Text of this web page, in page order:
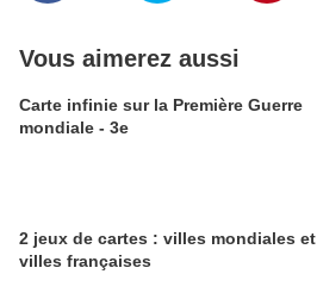
Vous aimerez aussi
Carte infinie sur la Première Guerre
mondiale - 3e
2 jeux de cartes : villes mondiales et
villes françaises